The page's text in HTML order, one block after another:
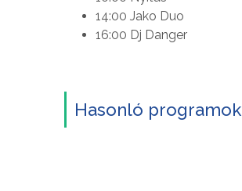
14:00 Jako Duo
16:00 Dj Danger
Hasonló programok